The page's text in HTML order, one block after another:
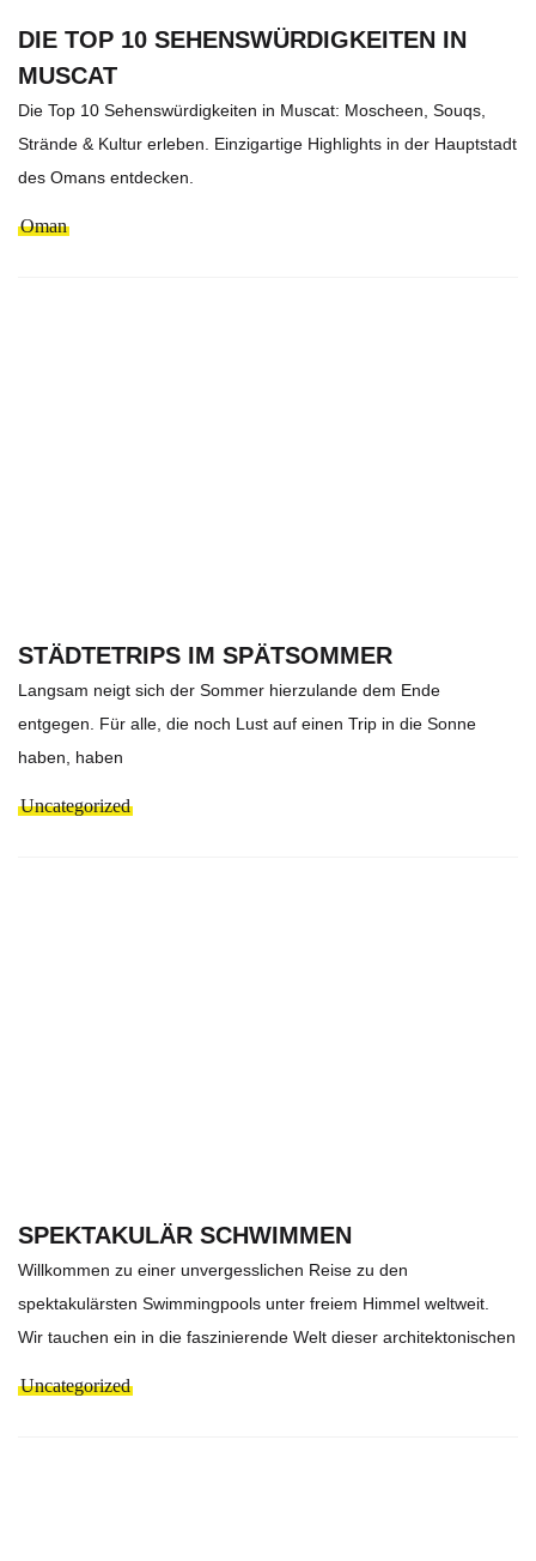
DIE TOP 10 SEHENSWÜRDIGKEITEN IN
MUSCAT
Die Top 10 Sehenswürdigkeiten in Muscat: Moscheen, Souqs,
Strände & Kultur erleben. Einzigartige Highlights in der Hauptstadt
des Omans entdecken.
Oman
STÄDTETRIPS IM SPÄTSOMMER
Langsam neigt sich der Sommer hierzulande dem Ende
entgegen. Für alle, die noch Lust auf einen Trip in die Sonne
haben, haben
Uncategorized
SPEKTAKULÄR SCHWIMMEN
Willkommen zu einer unvergesslichen Reise zu den
spektakulärsten Swimmingpools unter freiem Himmel weltweit.
Wir tauchen ein in die faszinierende Welt dieser architektonischen
Uncategorized